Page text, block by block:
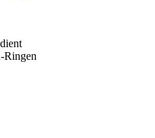
Ringen